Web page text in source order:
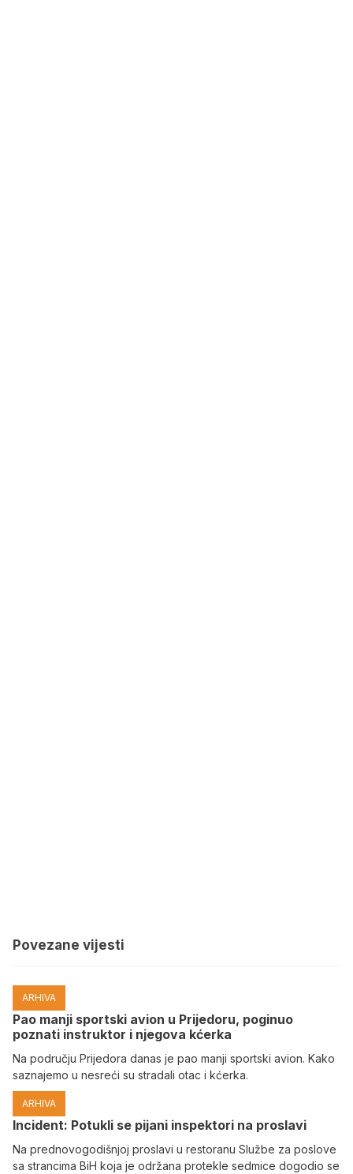
Povezane vijesti
ARHIVA
Pao manji sportski avion u Prijedoru, poginuo
poznati instruktor i njegova kćerka
Na području Prijedora danas je pao manji sportski avion. Kako
saznajemo u nesreći su stradali otac i kćerka.
ARHIVA
Incident: Potukli se pijani inspektori na proslavi
Na prednovogodišnjoj proslavi u restoranu Službe za poslove
sa strancima BiH koja je održana protekle sedmice dogodio se